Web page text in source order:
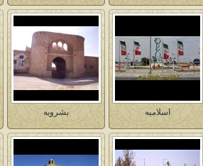
اسلاميه بشرويه